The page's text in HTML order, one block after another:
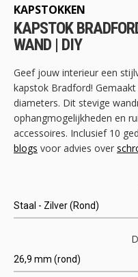
begin
van
de
afbeeldingen-
KAPSTOKKEN
KAPSTOK
WAND | DIY
Geef jouw interieur een
kapstok Bradford!
diameters. Dit stevige
ophangmogelijkheden en
accessoires. Inclusief 10
blogs voor advies over